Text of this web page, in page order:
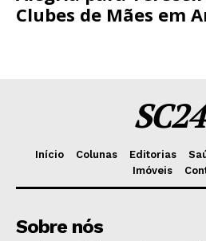
Clubes de Mães em
Início Colunas Editorias
Imóveis
Sobre nós